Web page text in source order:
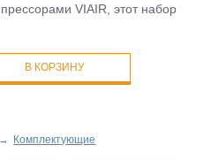
VIAIR, этот набор
В КОРЗИНУ
→ Комплектующие